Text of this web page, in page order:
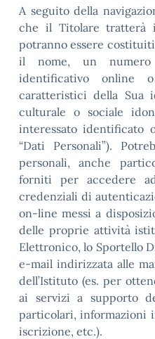
A seguito della
che il Titolare tratterà
potranno essere
il nome, un
identificativo
caratteristici della Sua
culturale o sociale
interessato identificato
“Dati Personali”).
personali, anche
forniti per accedere
credenziali di
on-line messi a
delle proprie attività
Elettronico, lo Sportello
e-mail indirizzata alle
dell’Istituto (es. per
ai servizi a supporto
particolari, informazioni
iscrizione, etc.).